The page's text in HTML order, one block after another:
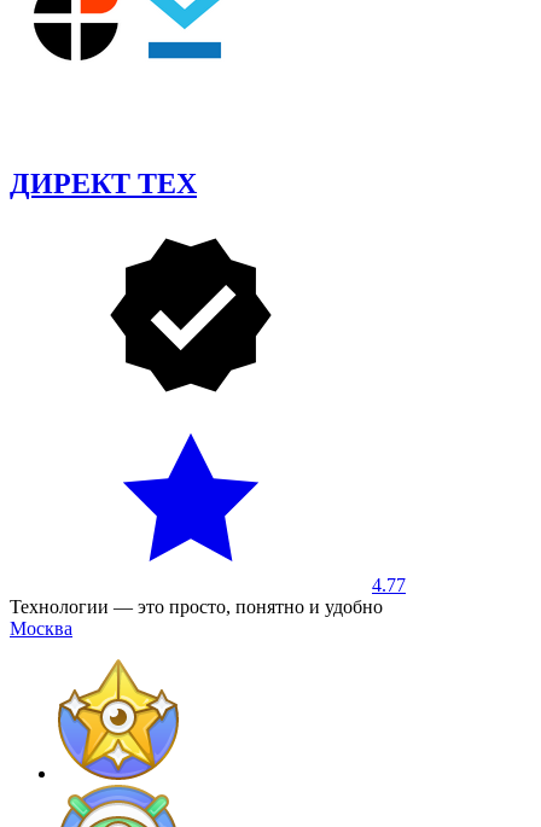
ДИРЕКТ ТЕХ
4.77
Технологии — это просто, понятно и удобно
Москва